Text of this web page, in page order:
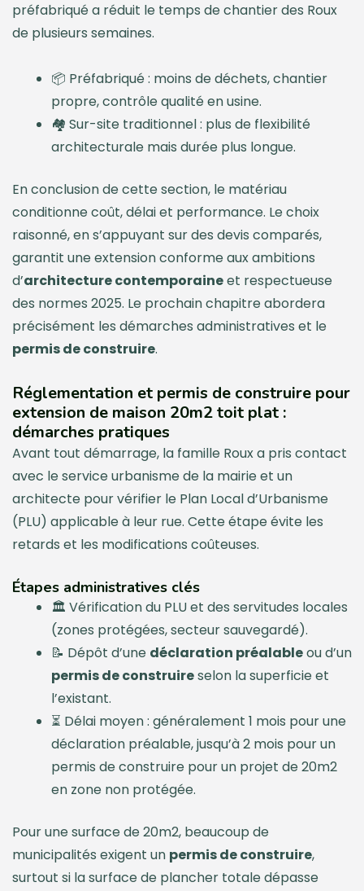
préfabriqué a réduit le temps de chantier des Roux
de plusieurs semaines.
📦 Préfabriqué : moins de déchets, chantier
propre, contrôle qualité en usine.
🏘️ Sur-site traditionnel : plus de flexibilité
architecturale mais durée plus longue.
En conclusion de cette section, le matériau
conditionne coût, délai et performance. Le choix
raisonné, en s’appuyant sur des devis comparés,
garantit une extension conforme aux ambitions
d’architecture contemporaineet respectueuse
des normes 2025. Le prochain chapitre abordera
précisément les démarches administratives et le
permis de construire.
Réglementation et permis de construire pour
extension de maison 20m2 toit plat :
démarches pratiques
Avant tout démarrage, la famille Roux a pris contact
avec le service urbanisme de la mairie et un
architecte pour vérifier le Plan Local d’Urbanisme
(PLU) applicable à leur rue. Cette étape évite les
retards et les modifications coûteuses.
Étapes administratives clés
🏛️ Vérification du PLU et des servitudes locales
(zones protégées, secteur sauvegardé).
📝 Dépôt d’une déclaration préalableou d’un
permis de construireselon la superficie et
l’existant.
⏳ Délai moyen : généralement 1 mois pour une
déclaration préalable, jusqu’à 2 mois pour un
permis de construire pour un projet de 20m2
en zone non protégée.
Pour une surface de 20m2, beaucoup de
municipalités exigent un permis de construire,
surtout si la surface de plancher totale dépasse